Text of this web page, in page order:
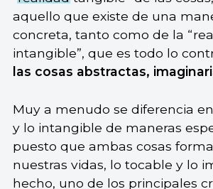
aquello que existe de una
concreta, tanto como de la
intangible”, que es todo lo
las cosas abstractas,
Muy a menudo se diferencia
y lo intangible de maneras
puesto que ambas cosas
nuestras vidas, lo tocable y lo
hecho, uno de los principales